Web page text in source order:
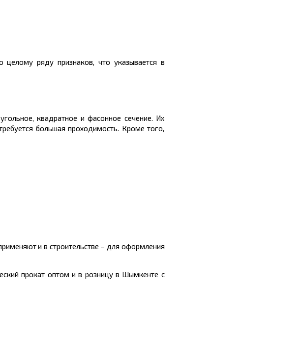
ряду признаков, что указывается в
квадратное и фасонное сечение. Их
большая проходимость. Кроме того,
и в строительстве – для оформления
прокат оптом и в розницу в Шымкенте с